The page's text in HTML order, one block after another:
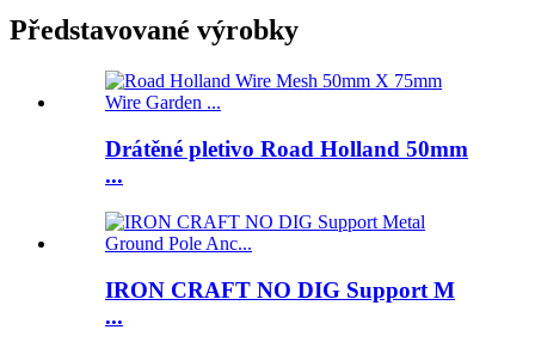
Představované výrobky
Drátěné pletivo Road Holland 50mm
...
IRON CRAFT NO DIG Support M
...